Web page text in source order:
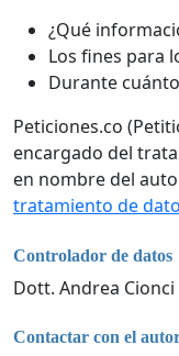
¿Qué
Los fines para
Durante
Peticiones.co
encargado del
en nombre del
tratamiento de
Controlador de datos
Dott. Andrea
Contactar con el